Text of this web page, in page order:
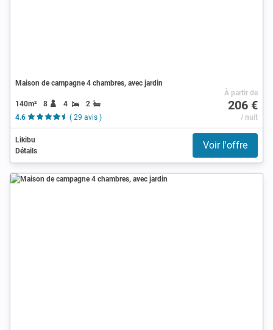
Maison de campagne 4 chambres, avec jardin
140m² 8 4
2
4.6
( 29 avis )
À partir de
206 €
/ nuit
Likibu
Détails
Voir l'offre